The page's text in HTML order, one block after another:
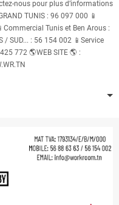
nous pour plus d’informations
TUNIS : 96 097 000 📱
Tunis et Ben Arous :
/ SUD... : 56 154 002 📱Service
772 🌎WEB SITE 🌎 :